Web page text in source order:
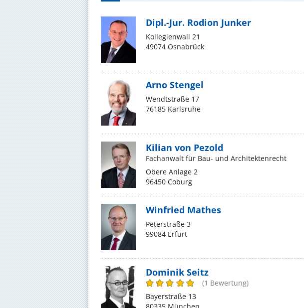
Dipl.-Jur. Rodion Junker
Kollegienwall 21
49074 Osnabrück
Arno Stengel
Wendtstraße 17
76185 Karlsruhe
Kilian von Pezold
Fachanwalt für Bau- und Architektenrecht
Obere Anlage 2
96450 Coburg
Winfried Mathes
Peterstraße 3
99084 Erfurt
Dominik Seitz
(1 Bewertung)
Bayerstraße 13